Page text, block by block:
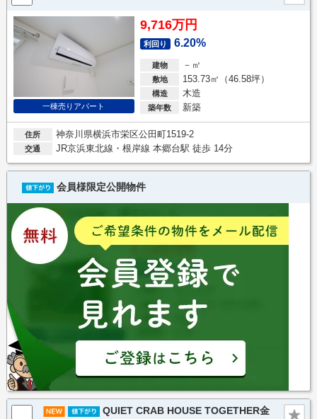
一棟売りアパート
9,716万円
利回り 6.20%
建物 －㎡
敷地 153.73㎡（46.58坪）
構造 木造
築年数 新築
住所 神奈川県横浜市栄区公田町1519-2
交通 JR京浜東北線・根岸線 本郷台駅 徒歩 14分
会員様限定公開物件
QUIET CRAB HOUSE TOGETHER金